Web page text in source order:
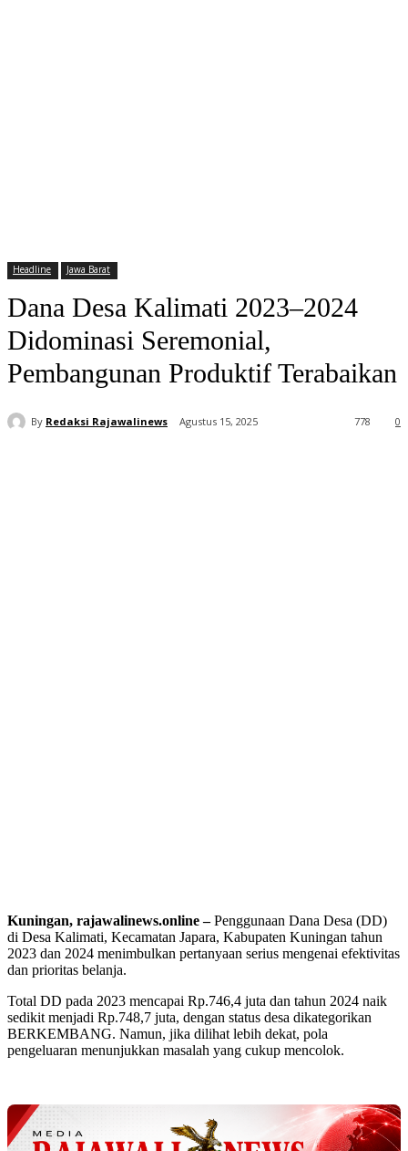
Headline Jawa Barat
Dana Desa Kalimati 2023–2024
Didominasi Seremonial,
Pembangunan Produktif Terabaikan
By Redaksi Rajawalinews Agustus 15, 2025 0
778
Kuningan, rajawalinews.online –Penggunaan Dana Desa (DD)
di Desa Kalimati, Kecamatan Japara, Kabupaten Kuningan tahun
2023 dan 2024 menimbulkan pertanyaan serius mengenai efektivitas
dan prioritas belanja.
‎Total DD pada 2023 mencapai Rp.746,4 juta dan tahun 2024 naik
sedikit menjadi Rp.748,7 juta, dengan status desa dikategorikan
BERKEMBANG. Namun, jika dilihat lebih dekat, pola
pengeluaran menunjukkan masalah yang cukup mencolok.